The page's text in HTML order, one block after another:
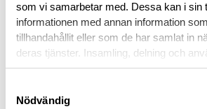
som vi samarbetar med. Dessa kan i sin
informationen med annan information
tillhandahållit eller som de har samlat in
deras tjänster. Insamling, delning och
personuppgifter kan användas för
Nödvändig
PACKFICKOR